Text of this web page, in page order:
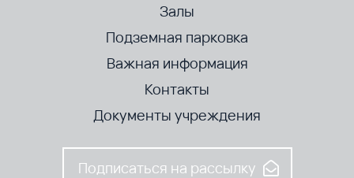
Залы
Подземная парковка
Важная информация
Контакты
Документы учреждения
Подписаться на рассылку